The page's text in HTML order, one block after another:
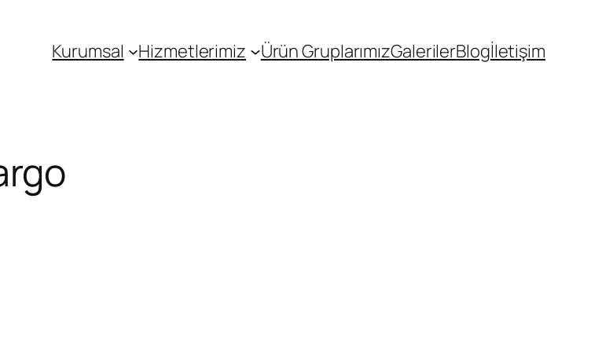
Kurumsal Hizmetlerimiz Ürün GruplarımızGalerilerBlogİletişim